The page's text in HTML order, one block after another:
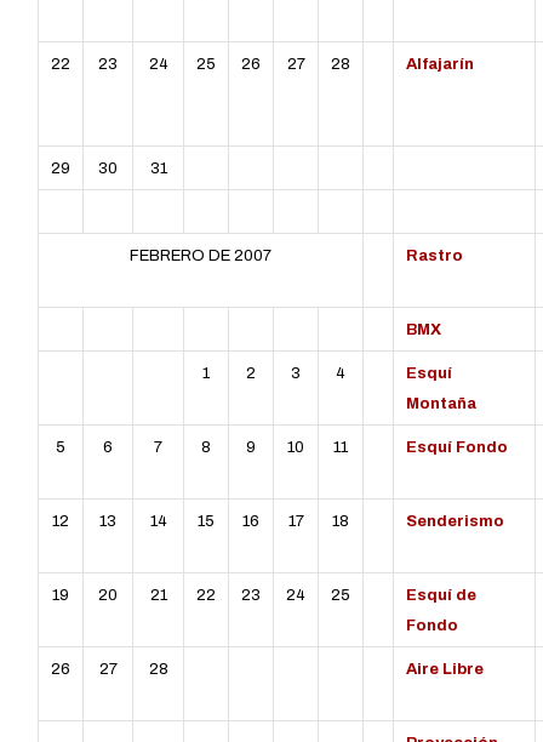
22 23 24 25 26 27 28 Alfajarín
29 30 31
FEBRERO DE 2007 Rastro
BMX
1 2 3 4
Esquí
Montaña
5 6 7 8 9 10 11 Esquí Fondo
12 13 14 15 16 17 18 Senderismo
19 20 21 22 23 24 25
Esquí de
Fondo
26 27 28 Aire Libre